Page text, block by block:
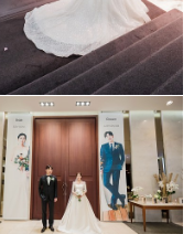
Aventium (충정로
아벤티움)